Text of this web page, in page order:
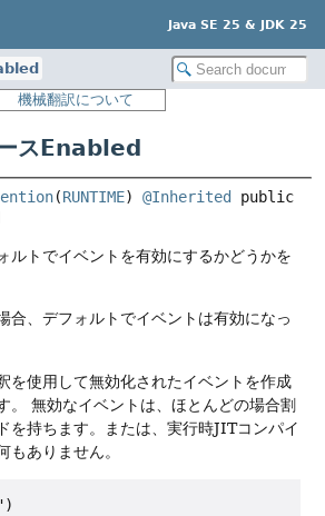
Java SE 25 & JDK 25
機械翻訳について
スEnabled
(RUNTIME) @Inherited
public
ルトでイベントを有効にするかどうかを
合、デフォルトでイベントは有効になっ
を使用して無効化されたイベントを作成
。
無効なイベントは、ほとんどの場合割
を持ちます。または、実行時JITコンパイ
もありません。